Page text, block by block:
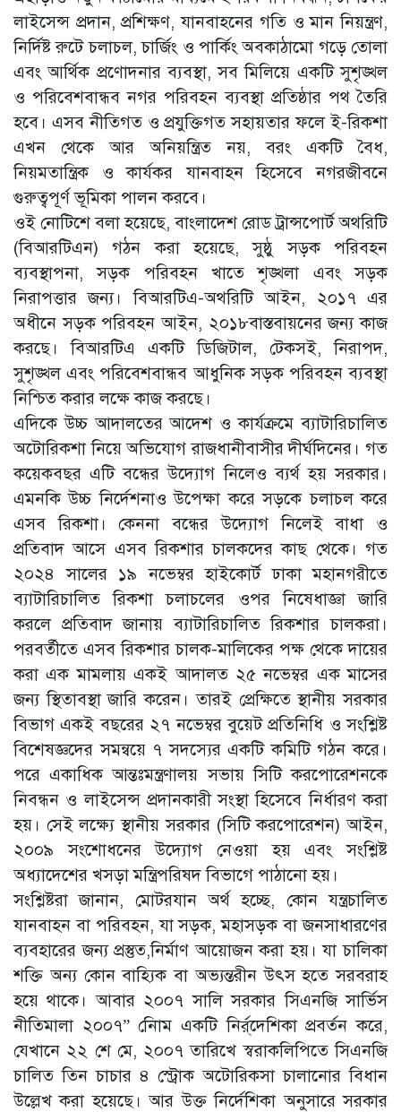
লাইসেন্স প্রদান, প্রশিক্ষণ, যানবাহনের গতি ও মান নিয়ন্ত্রণ,
নির্দিষ্ট রুটে চলাচল, চার্জিং ও পার্কিং অবকাঠামো গড়ে তোলা
এবং আর্থিক প্রণোদনার ব্যবস্থা, সব মিলিয়ে একটি সুশৃঙ্খল
ও পরিবেশবান্ধব নগর পরিবহন ব্যবস্থা প্রতিষ্ঠার পথ তৈরি
হবে। এসব নীতিগত ও প্রযুক্তিগত সহায়তার ফলে ই-রিকশা
এখন থেকে আর অনিয়ন্ত্রিত নয়, বরং একটি বৈধ,
নিয়মতান্ত্রিক ও কার্যকর যানবাহন হিসেবে নগরজীবনে
গুরুত্বপূর্ণ ভূমিকা পালন করবে।
ওই নোটিশে বলা হয়েছে, বাংলাদেশ রোড ট্রান্সপোর্ট অথরিটি
(বিআরটিএন) গঠন করা হয়েছে, সুষ্ঠু সড়ক পরিবহন
ব্যবস্থাপনা, সড়ক পরিবহন খাতে শৃঙ্খলা এবং সড়ক
নিরাপত্তার জন্য। বিআরটিএ-অথরিটি আইন, ২০১৭ এর
অধীনে সড়ক পরিবহন আইন, ২০১৮বাস্তবায়নের জন্য কাজ
করছে। বিআরটিএ একটি ডিজিটাল, টেকসই, নিরাপদ,
সুশৃঙ্খল এবং পরিবেশবান্ধব আধুনিক সড়ক পরিবহন ব্যবস্থা
নিশ্চিত করার লক্ষে কাজ করছে।
এদিকে উচ্চ আদালতের আদেশ ও কার্যক্রমে ব্যাটারিচালিত
অটোরিকশা নিয়ে অভিযোগ রাজধানীবাসীর দীর্ঘদিনের। গত
কয়েকবছর এটি বন্ধের উদ্যোগ নিলেও ব্যর্থ হয় সরকার।
এমনকি উচ্চ নির্দেশনাও উপেক্ষা করে সড়কে চলাচল করে
এসব রিকশা। কেননা বন্ধের উদ্যোগ নিলেই বাধা ও
প্রতিবাদ আসে এসব রিকশার চালকদের কাছ থেকে। গত
২০২৪ সালের ১৯ নভেম্বর হাইকোর্ট ঢাকা মহানগরীতে
ব্যাটারিচালিত রিকশা চলাচলের ওপর নিষেধাজ্ঞা জারি
করলে প্রতিবাদ জানায় ব্যাটারিচালিত রিকশার চালকরা।
পরবর্তীতে এসব রিকশার চালক-মালিকের পক্ষ থেকে দায়ের
করা এক মামলায় একই আদালত ২৫ নভেম্বর এক মাসের
জন্য স্থিতাবস্থা জারি করেন। তারই প্রেক্ষিতে স্থানীয় সরকার
বিভাগ একই বছরের ২৭ নভেম্বর বুয়েট প্রতিনিধি ও সংশ্লিষ্ট
বিশেষজ্ঞদের সমন্বয়ে ৭ সদস্যের একটি কমিটি গঠন করে।
পরে একাধিক আন্তঃমন্ত্রণালয় সভায় সিটি করপোরেশনকে
নিবন্ধন ও লাইসেন্স প্রদানকারী সংস্থা হিসেবে নির্ধারণ করা
হয়। সেই লক্ষ্যে স্থানীয় সরকার (সিটি করপোরেশন) আইন,
২০০৯ সংশোধনের উদ্যোগ নেওয়া হয় এবং সংশ্লিষ্ট
অধ্যাদেশের খসড়া মন্ত্রিপরিষদ বিভাগে পাঠানো হয়।
সংশ্লিষ্টরা জানান, মোটরযান অর্থ হচ্ছে, কোন যন্ত্রচালিত
যানবাহন বা পরিবহন, যা সড়ক, মহাসড়ক বা জনসাধারণের
ব্যবহারের জন্য প্রস্তুত,নির্মাণ আয়োজন করা হয়। যা চালিকা
শক্তি অন্য কোন বাহ্যিক বা অভ্যন্তরীন উৎস হতে সরবরাহ
হয়ে থাকে। আবার ২০০৭ সালি সরকার সিএনজি সার্ভিস
নীতিমালা ২০০৭” নােিম একটি নির্র্দেশিকা প্রবর্তন করে,
যেখানে ২২ শে মে, ২০০৭ তারিখে স্বরাকলিপিতে সিএনজি
চালিত তিন চাচার ৪ স্ট্রোক অটোরিকসা চালানোর বিধান
উল্লেখ করা হয়েছে। আর উক্ত নির্দেশিকা অনুসারে সরকার